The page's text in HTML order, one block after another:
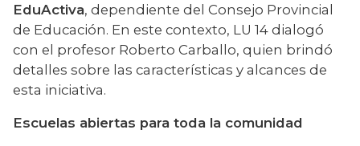
EduActiva, dependiente del Consejo Provincial
de Educación. En este contexto, LU 14 dialogó
con el profesor Roberto Carballo, quien brindó
detalles sobre las características y alcances de
esta iniciativa.
Escuelas abiertas para toda la comunidad